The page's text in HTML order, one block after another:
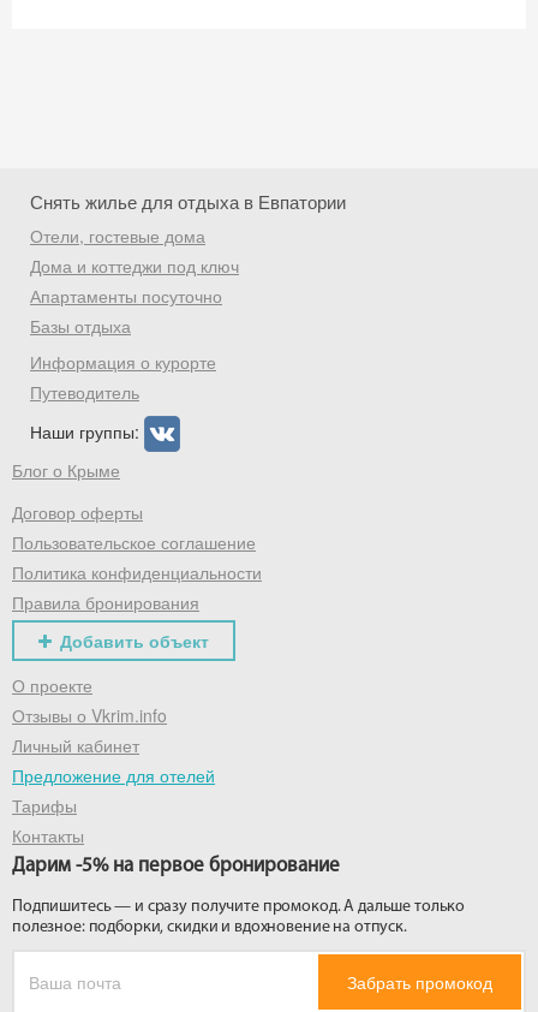
Снять жилье для отдыха в Евпатории
Отели, гостевые дома
Дома и коттеджи под ключ
Апартаменты посуточно
Базы отдыха
Информация о курорте
Путеводитель
Наши группы:
Блог о Крыме
Договор оферты
Пользовательское соглашение
Политика конфиденциальности
Правила бронирования
Добавить объект
О проекте
Отзывы о Vkrim.info
Личный кабинет
Предложение для отелей
Тарифы
Контакты
Дарим -5% на первое бронирование
Подпишитесь — и сразу получите промокод. А дальше только
полезное: подборки, скидки и вдохновение на отпуск.
Забрать промокод
Скидка −5%
Хочешь дешевле? Оставь почту и получи
промокод на первое бронирование!